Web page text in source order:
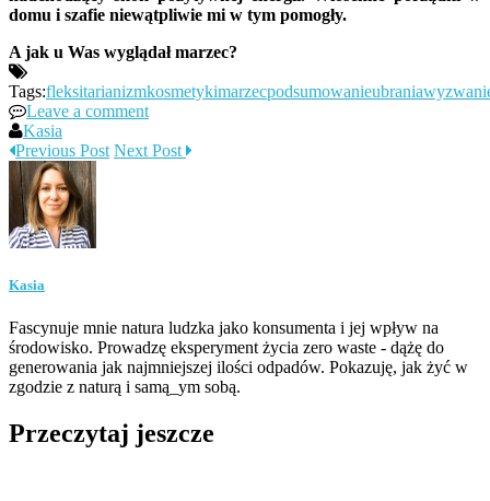
domu i szafie niewątpliwie mi w tym pomogły.
A jak u Was wyglądał marzec?
Tags:fleksitarianizmkosmetykimarzecpodsumowanieubrania
Leave a comment
Kasia
Previous Post Next Post
Kasia
Fascynuje mnie natura ludzka jako konsumenta i jej wpływ na
środowisko. Prowadzę eksperyment życia zero waste - dążę do
generowania jak najmniejszej ilości odpadów. Pokazuję, jak żyć w
zgodzie z naturą i samą_ym sobą.
Przeczytaj jeszcze